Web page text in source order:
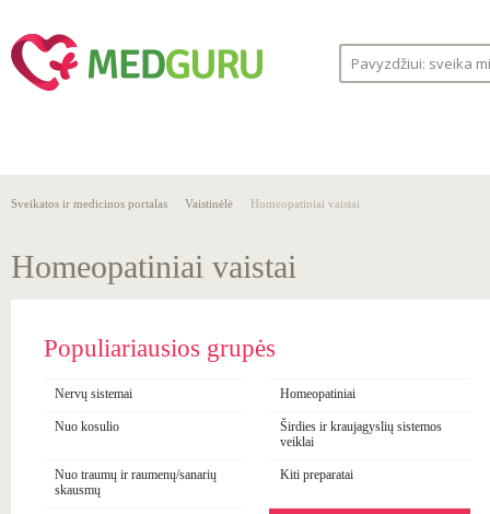
Sveikatos ir medicinos portalas Vaistinėlė Homeopatiniai vaistai
Homeopatiniai vaistai
Populiariausios grupės
Nervų sistemai Homeopatiniai
Nuo kosulio
Širdies ir kraujagyslių sistemos
veiklai
Nuo traumų ir raumenų/sanarių
skausmų
Kiti preparatai